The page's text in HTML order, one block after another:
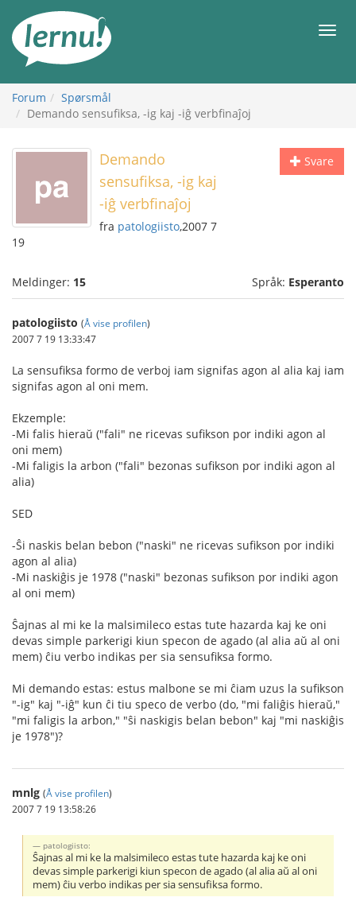
innholdet
Meny
Forum
Spørsmål
Demando sensufiksa, -ig kaj -iĝ verbfinaĵoj
Svare
Demando
sensufiksa, -ig kaj
-iĝ verbfinaĵoj
fra patologiisto,2007 7
19
Meldinger: 15 Språk: Esperanto
patologiisto (Å vise profilen)
2007 7 19 13:33:47
La sensufiksa formo de verboj iam signifas agon al alia kaj iam
signifas agon al oni mem.
Ekzemple:
-Mi falis hieraŭ ("fali" ne ricevas sufikson por indiki agon al
oni mem)
-Mi faligis la arbon ("fali" bezonas sufikson por indiki agon al
alia)
SED
-Ŝi naskis belan bebon ("naski" ne ricevas sufikson por indiki
agon al alia)
-Mi naskiĝis je 1978 ("naski" bezonas sufikson por indiki agon
al oni mem)
Ŝajnas al mi ke la malsimileco estas tute hazarda kaj ke oni
devas simple parkerigi kiun specon de agado (al alia aŭ al oni
mem) ĉiu verbo indikas per sia sensufiksa formo.
Mi demando estas: estus malbone se mi ĉiam uzus la sufikson
"-ig" kaj "-iĝ" kun ĉi tiu speco de verbo (do, "mi faliĝis hieraŭ,"
"mi faligis la arbon," "ŝi naskigis belan bebon" kaj "mi naskiĝis
je 1978")?
mnlg (Å vise profilen)
2007 7 19 13:58:26
patologiisto:
Ŝajnas al mi ke la malsimileco estas tute hazarda kaj ke oni
devas simple parkerigi kiun specon de agado (al alia aŭ al oni
mem) ĉiu verbo indikas per sia sensufiksa formo.